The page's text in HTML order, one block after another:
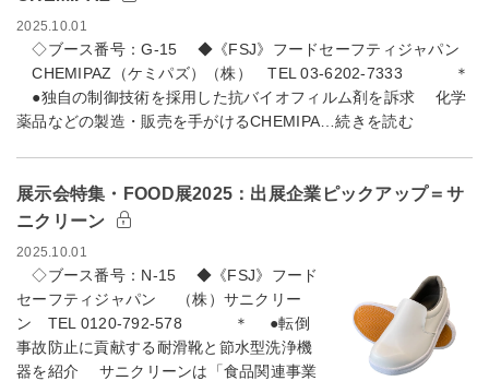
2025.10.01
◇ブース番号：G-15 ◆《FSJ》フードセーフティジャパン
CHEMIPAZ（ケミパズ）（株） TEL 03-6202-7333 ＊
●独自の制御技術を採用した抗バイオフィルム剤を訴求 化学
薬品などの製造・販売を手がけるCHEMIPA…続きを読む
展示会特集・FOOD展2025：出展企業ピックアップ＝サ
ニクリーン
2025.10.01
◇ブース番号：N-15 ◆《FSJ》フード
セーフティジャパン （株）サニクリー
ン TEL 0120-792-578 ＊ ●転倒
事故防止に貢献する耐滑靴と節水型洗浄機
器を紹介 サニクリーンは「食品関連事業